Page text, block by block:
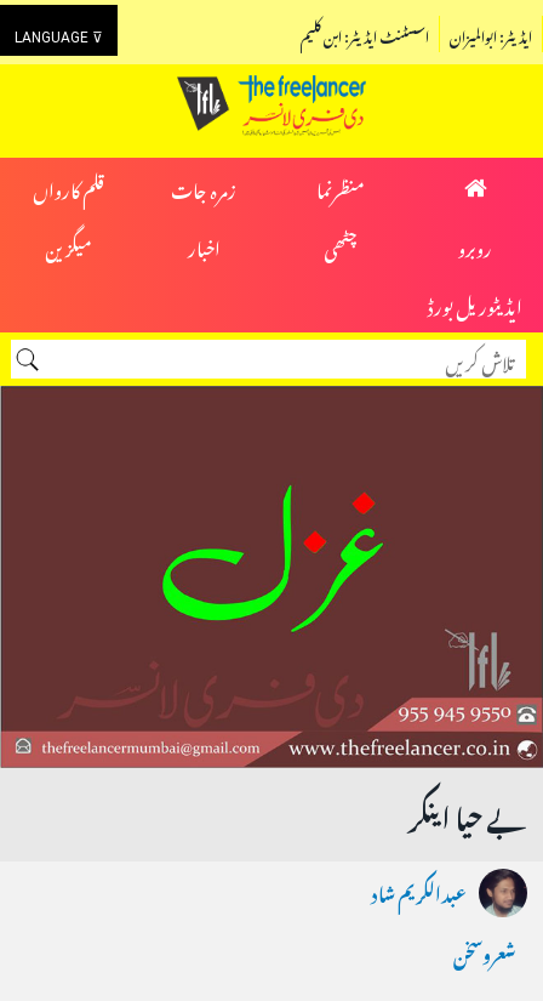
LANGUAGE ⊽ اسسٹنٹ ایڈیٹر: ابن کلیم ایڈیٹر: ابوالمیزان
منظرنما زمرہ جات
قلم کارواں
روبرو
چٹھی اخبار
میگزین
ایڈیٹوریل بورڈ
بے حیا اینکر
عبدالکریم شاد
شعروسخن